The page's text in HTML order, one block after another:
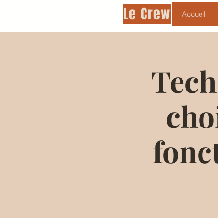
Accueil
Le Crew